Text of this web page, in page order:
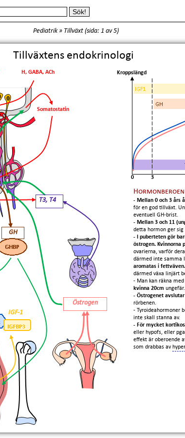
Pediatrik» Tillväxt (sida: 1 av 5)
Tillväxtens endokrinologi
GH
Somatostatin
H, GABA, ACh
T3, T4
Östrogen
IGF-1
0 3
- Mellan 0 och 3 års
för en god tillväxt.
eventuell GH-brist.
- Mellan 3 och 11
detta hormon ger
- I puberteten gör
östrogen. Kvinnorna
ovarierna, varför
därmed inte samma
aromatas i
därmed växa linjärt
- Man kan räkna
kvinna 20cm ungefär.
- Östrogenet
rörbenen.
- Tyroideahormoner
inte skall stanna av.
- För mycket
eller hypofs, eller
effekt är oberoende
som drabbas av
Kroppslängd